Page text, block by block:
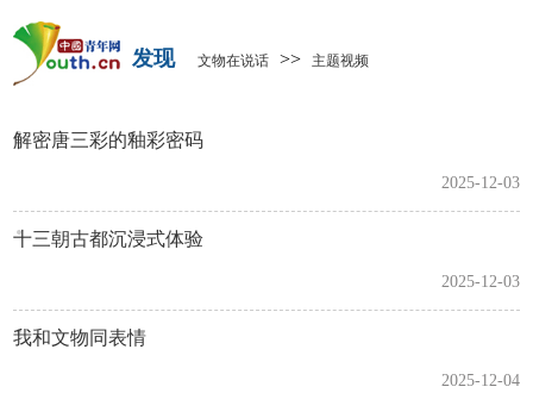
发现 文物在说话 >> 主题视频
解密唐三彩的釉彩密码
2025-12-03
十三朝古都沉浸式体验
2025-12-03
我和文物同表情
2025-12-04